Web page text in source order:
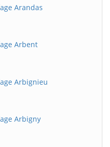
Arandas
Arbent
Arbignieu
Arbigny